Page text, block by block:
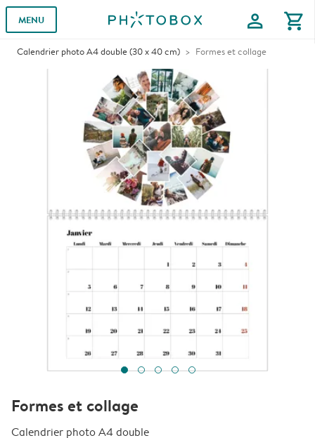
MENU profile shopping_cart
Calendrier photo A4 double (30 x 40 cm) Formes et collage
Formes et collage
Calendrier photo A4 double